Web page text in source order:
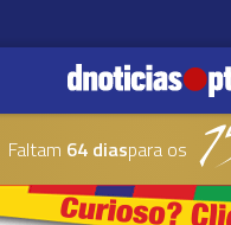
Faltam 64 diaspara os